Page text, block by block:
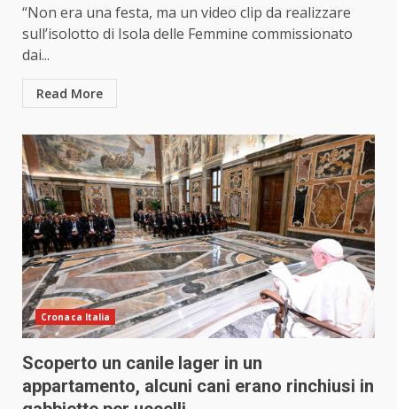
“Non era una festa, ma un video clip da realizzare
sull’isolotto di Isola delle Femmine commissionato
dai...
Read More
Cronaca Italia
Scoperto un canile lager in un
appartamento, alcuni cani erano rinchiusi in